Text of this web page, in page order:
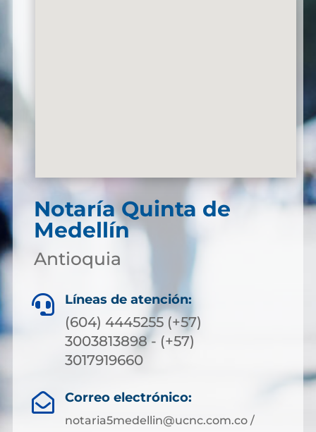
Notaría Quinta de
Medellín
Antioquia
 Líneas de atención:
(604) 4445255 (+57)
3003813898 - (+57)
3017919660
 Correo electrónico:
notaria5medellin@ucnc.com.co /